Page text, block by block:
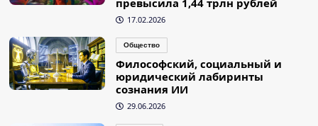
17.02.2026
Общество
Философский, социальный и
юридический лабиринты
сознания ИИ
29.06.2026